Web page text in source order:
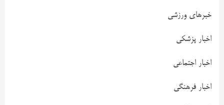
خبرهای ورزشی
اخبار پزشکی
اخبار اجتماعی
اخبار فرهنگی